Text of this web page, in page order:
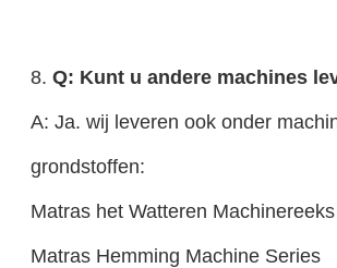
8. Q: Kunt u andere machines
A: Ja. wij leveren ook onder
grondstoffen:
Matras het Watteren Machinereeks
Matras Hemming Machine Series